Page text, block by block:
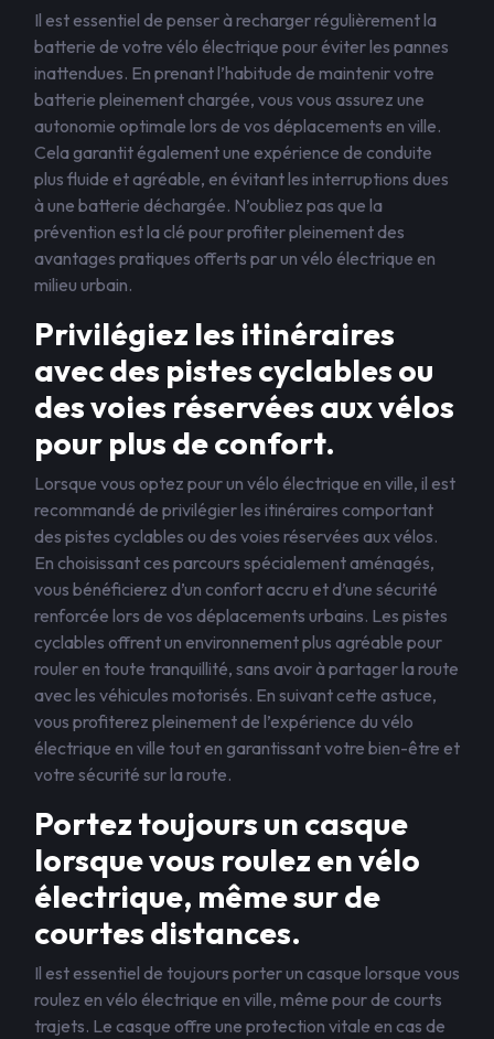
Il est essentiel de penser à recharger régulièrement la
batterie de votre vélo électrique pour éviter les pannes
inattendues. En prenant l’habitude de maintenir votre
batterie pleinement chargée, vous vous assurez une
autonomie optimale lors de vos déplacements en ville.
Cela garantit également une expérience de conduite
plus fluide et agréable, en évitant les interruptions dues
à une batterie déchargée. N’oubliez pas que la
prévention est la clé pour profiter pleinement des
avantages pratiques offerts par un vélo électrique en
milieu urbain.
Privilégiez les itinéraires
avec des pistes cyclables ou
des voies réservées aux vélos
pour plus de confort.
Lorsque vous optez pour un vélo électrique en ville, il est
recommandé de privilégier les itinéraires comportant
des pistes cyclables ou des voies réservées aux vélos.
En choisissant ces parcours spécialement aménagés,
vous bénéficierez d’un confort accru et d’une sécurité
renforcée lors de vos déplacements urbains. Les pistes
cyclables offrent un environnement plus agréable pour
rouler en toute tranquillité, sans avoir à partager la route
avec les véhicules motorisés. En suivant cette astuce,
vous profiterez pleinement de l’expérience du vélo
électrique en ville tout en garantissant votre bien-être et
votre sécurité sur la route.
Portez toujours un casque
lorsque vous roulez en vélo
électrique, même sur de
courtes distances.
Il est essentiel de toujours porter un casque lorsque vous
roulez en vélo électrique en ville, même pour de courts
trajets. Le casque offre une protection vitale en cas de